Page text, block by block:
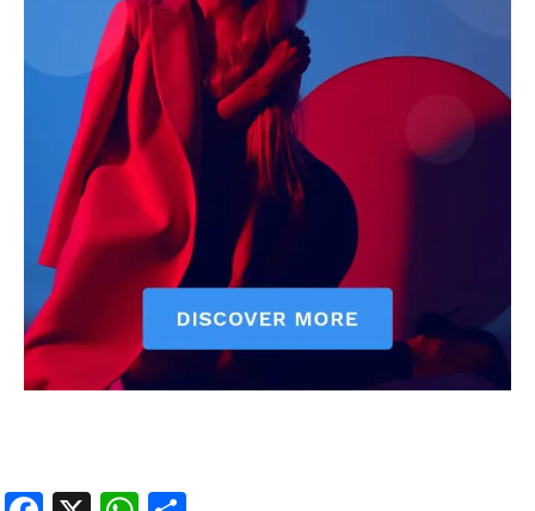
Privacy Policy
Terms of Use Agreement
Facebook
X WhatsApp
Share